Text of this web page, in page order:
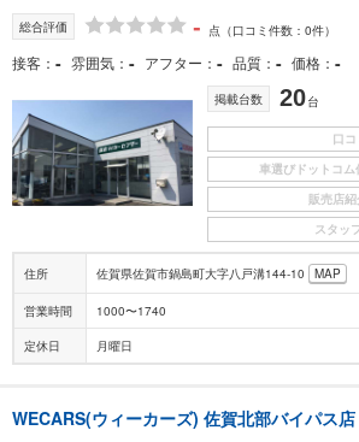
総合評価 - 点 （口コミ件数：0件）
接客 - 雰囲気 - アフター - 品質 - 価格 -
掲載台数 20台
口
車選びドットコ
販売店
スタッ
住所 佐賀県佐賀市鍋島町大字八戸溝144-10 MAP
営業時間 1000〜1740
定休日 月曜日
WECARS(ウィーカーズ) 佐賀北部バイパス店